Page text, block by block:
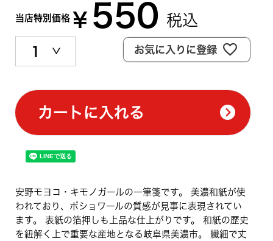
当店特別価格 ¥ 550 税込
お気に入りに登録
カートに入れる
安野モヨコ・キモノガールの一筆箋です。 美濃和紙が使
われており、ポショワールの質感が見事に表現されてい
ます。 表紙の箔押しも上品な仕上がりです。 和紙の歴史
を紐解く上で重要な産地となる岐阜県美濃市。 繊細で丈